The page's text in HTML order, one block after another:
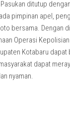
ditutup
pimpinan apel,
bersama. Dengan
Operasi Kepolisian
Kotabaru
dapat
nyaman.